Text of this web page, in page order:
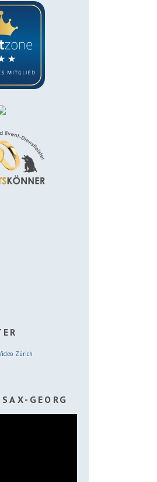
Zürich
GEORG